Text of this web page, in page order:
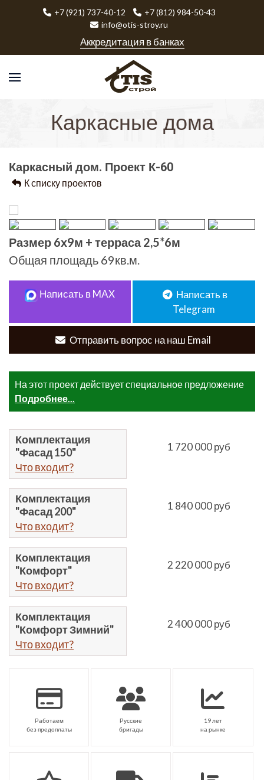
+7 (921) 737-40-12
+7 (812) 984-50-43
info@otis-stroy.ru
Аккредитация в банках
Каркасные дома
Каркасный дом. Проект К-60
К списку проектов
Размер 6х9м + терраса 2,5*6м
Общая площадь 69кв.м.
Написать в MAX
Написать в
Telegram
Отправить вопрос на наш Email
На этот проект действует специальное предложение
Подробнее...
Комплектация
"Фасад 150"
Что входит?
1 720 000 руб
Комплектация
"Фасад 200"
Что входит?
1 840 000 руб
Комплектация
"Комфорт"
Что входит?
2 220 000 руб
Комплектация
"Комфорт Зимний"
Что входит?
2 400 000 руб
Работаем
без предоплаты
Русские
бригады
19 лет
на рынке